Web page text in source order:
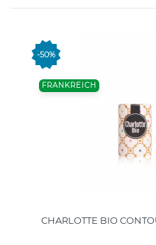
-50%
FRANKREICH
CHARLOTTE BIO